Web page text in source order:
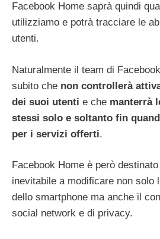
Facebook Home saprà quindi
utilizziamo e potrà tracciare le
utenti.
Naturalmente il team di
subito che non controllerà
dei suoi utenti e che manterrà
stessi solo e soltanto fin
per i servizi offerti.
Facebook Home è però
inevitabile a modificare non solo
dello smartphone ma anche il
social network e di privacy.